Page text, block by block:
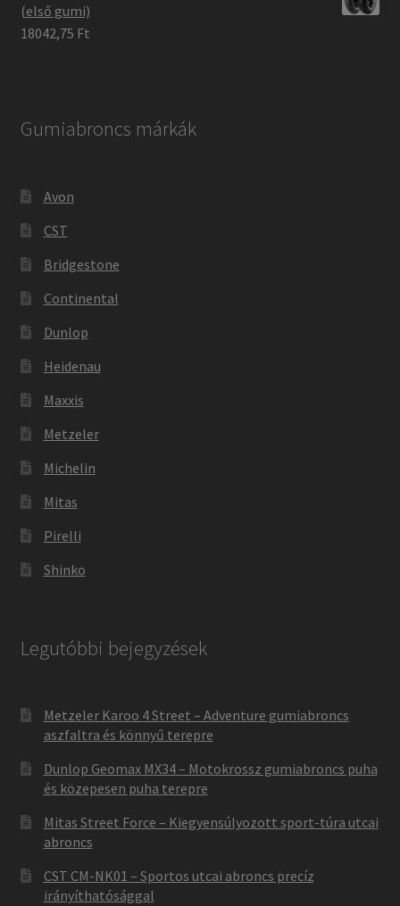
(első gumi)
18042,75 Ft
Gumiabroncs márkák
Avon
CST
Bridgestone
Continental
Dunlop
Heidenau
Maxxis
Metzeler
Michelin
Mitas
Pirelli
Shinko
Legutóbbi bejegyzések
Metzeler Karoo 4 Street – Adventure gumiabroncs
aszfaltra és könnyű terepre
Dunlop Geomax MX34 – Motokrossz gumiabroncs puha
és közepesen puha terepre
Mitas Street Force – Kiegyensúlyozott sport-túra utcai
abroncs
CST CM-NK01 – Sportos utcai abroncs precíz
irányíthatósággal